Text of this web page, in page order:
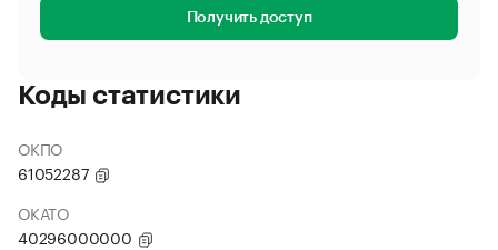
Получить доступ
Коды статистики
ОКПО
61052287
ОКАТО
40296000000